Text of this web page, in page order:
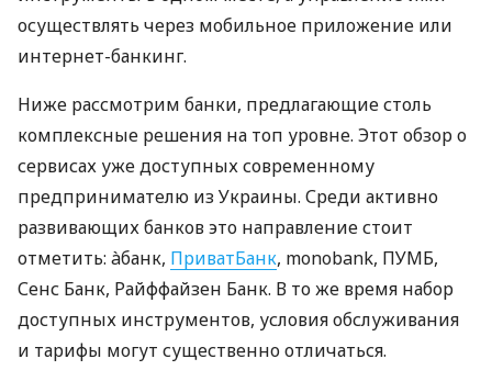
осуществлять через мобильное приложение или
интернет-банкинг.
Ниже рассмотрим банки, предлагающие столь
комплексные решения на топ уровне. Этот обзор о
сервисах уже доступных современному
предпринимателю из Украины. Среди активно
развивающих банков это направление стоит
отметить: àбанк, ПриватБанк, monobank, ПУМБ,
Сенс Банк, Райффайзен Банк. В то же время набор
доступных инструментов, условия обслуживания
и тарифы могут существенно отличаться.